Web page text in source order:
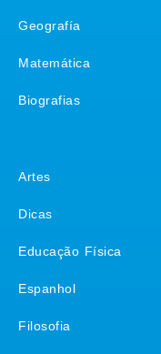
Geografía
Matemática
Biografias
Artes
Dicas
Educação Física
Espanhol
Filosofia